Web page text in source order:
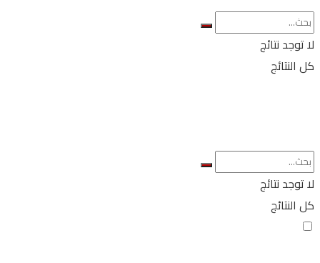
لا توجد نتائج
كل النتائج
لا توجد نتائج
كل النتائج